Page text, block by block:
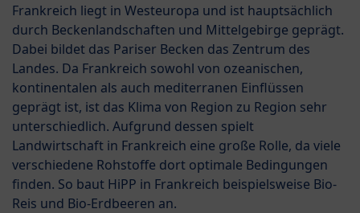
Frankreich liegt in Westeuropa und ist hauptsächlich
durch Beckenlandschaften und Mittelgebirge geprägt.
Dabei bildet das Pariser Becken das Zentrum des
Landes. Da Frankreich sowohl von ozeanischen,
kontinentalen als auch mediterranen Einflüssen
geprägt ist, ist das Klima von Region zu Region sehr
unterschiedlich. Aufgrund dessen spielt
Landwirtschaft in Frankreich eine große Rolle, da viele
verschiedene Rohstoffe dort optimale Bedingungen
finden. So baut HiPP in Frankreich beispielsweise Bio-
Reis und Bio-Erdbeeren an.